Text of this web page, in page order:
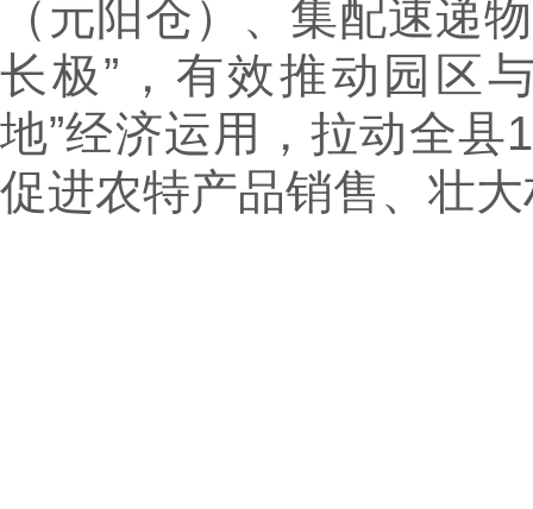
（元阳仓）、集配速递
长极”，有效推动园区
地”经济运用，拉动全县
促进农特产品销售、壮